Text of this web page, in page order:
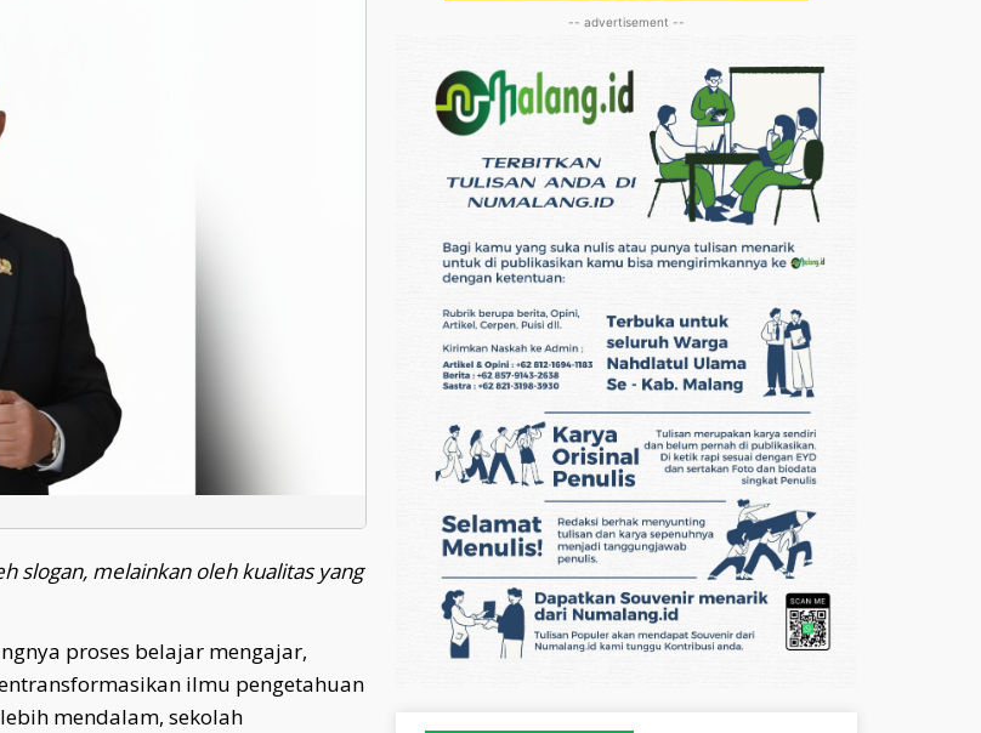
slogan, melainkan oleh kualitas yang
proses belajar mengajar,
ilmu pengetahuan
mendalam, sekolah
-- advertisement --